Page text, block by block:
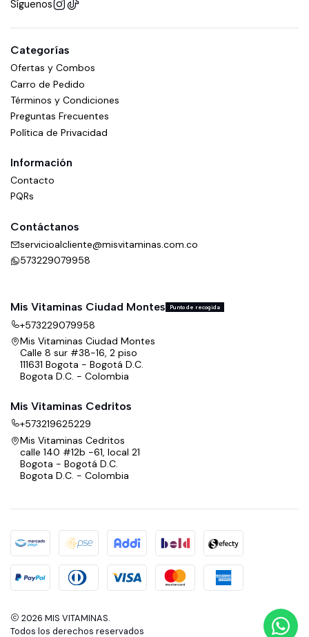
Síguenos
Categorías
Ofertas y Combos
Carro de Pedido
Términos y Condiciones
Preguntas Frecuentes
Política de Privacidad
Información
Contacto
PQRs
Contáctanos
servicioalcliente@misvitaminas.com.co
573229079958
Mis Vitaminas Ciudad Montes Punto de recogida
+573229079958
Mis Vitaminas Ciudad Montes
Calle 8 sur #38-16, 2 piso
111631 Bogota - Bogotá D.C.
Bogota D.C. - Colombia
Mis Vitaminas Cedritos
+573219625229
Mis Vitaminas Cedritos
calle 140 #12b -61, local 21
Bogota - Bogotá D.C.
Bogota D.C. - Colombia
2026 MIS VITAMINAS.
Todos los derechos reservados